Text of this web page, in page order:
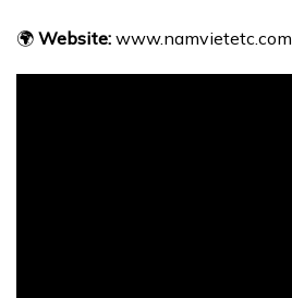
🌍 Website: www.namvietetc.com